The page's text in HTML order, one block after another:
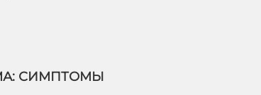
СИМПТОМЫ